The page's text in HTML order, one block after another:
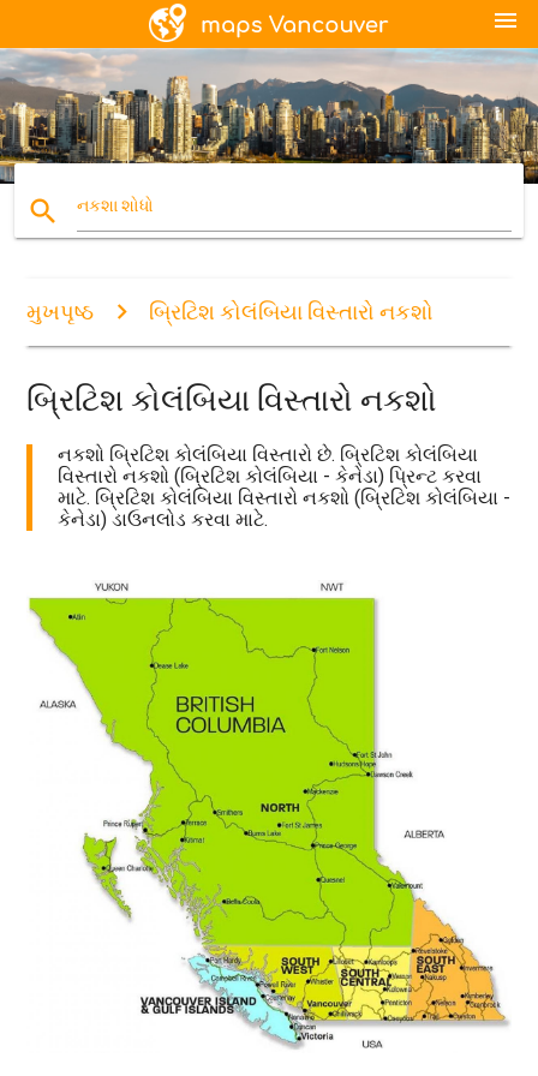
menu
search નકશા શોધો
મુખપૃષ્ઠ બ્રિટિશ કોલંબિયા વિસ્તારો નકશો
બ્રિટિશ કોલંબિયા વિસ્તારો નકશો
નકશો બ્રિટિશ કોલંબિયા વિસ્તારો છે. બ્રિટિશ કોલંબિયા
વિસ્તારો નકશો (બ્રિટિશ કોલંબિયા - કેનેડા) પ્રિન્ટ કરવા
માટે. બ્રિટિશ કોલંબિયા વિસ્તારો નકશો (બ્રિટિશ કોલંબિયા -
કેનેડા) ડાઉનલોડ કરવા માટે.